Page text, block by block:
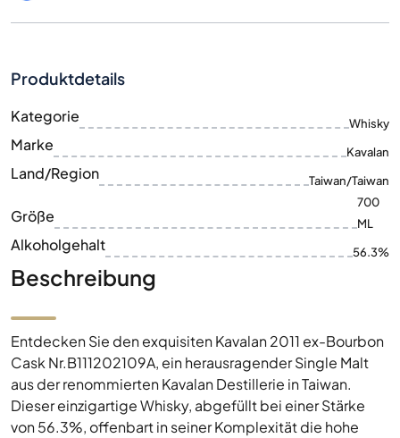
Produktdetails
Kategorie Whisky
Marke Kavalan
Land/Region Taiwan/Taiwan
Größe
700
ML
Alkoholgehalt 56.3%
Beschreibung
Entdecken Sie den exquisiten Kavalan 2011 ex-Bourbon
Cask Nr.B111202109A, ein herausragender Single Malt
aus der renommierten Kavalan Destillerie in Taiwan.
Dieser einzigartige Whisky, abgefüllt bei einer Stärke
von 56.3%, offenbart in seiner Komplexität die hohe